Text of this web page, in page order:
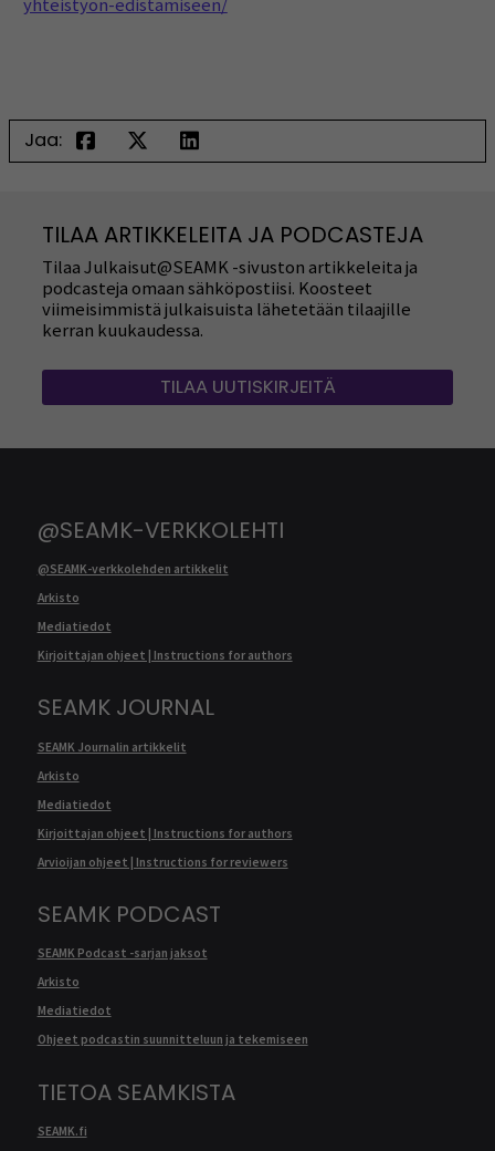
yhteistyon-edistamiseen/
Jaa:
TILAA ARTIKKELEITA JA PODCASTEJA
Tilaa Julkaisut@SEAMK -sivuston artikkeleita ja
podcasteja omaan sähköpostiisi. Koosteet
viimeisimmistä julkaisuista lähetetään tilaajille
kerran kuukaudessa.
TILAA UUTISKIRJEITÄ
@SEAMK-VERKKOLEHTI
@SEAMK-verkkolehden artikkelit
Arkisto
Mediatiedot
Kirjoittajan ohjeet | Instructions for authors
SEAMK JOURNAL
SEAMK Journalin artikkelit
Arkisto
Mediatiedot
Kirjoittajan ohjeet | Instructions for authors
Arvioijan ohjeet | Instructions for reviewers
SEAMK PODCAST
SEAMK Podcast -sarjan jaksot
Arkisto
Mediatiedot
Ohjeet podcastin suunnitteluun ja tekemiseen
TIETOA SEAMKISTA
SEAMK.fi